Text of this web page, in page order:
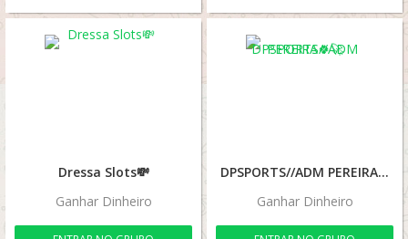
Dressa Slots💸
Ganhar Dinheiro
DPSPORTS//ADM PEREIRA🍀🚀
Ganhar Dinheiro